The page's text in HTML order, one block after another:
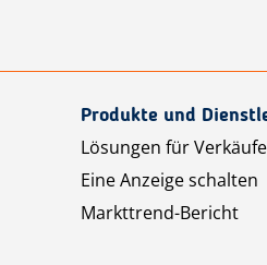
Produkte und
Lösungen für
Eine Anzeige schalten
Markttrend-Bericht